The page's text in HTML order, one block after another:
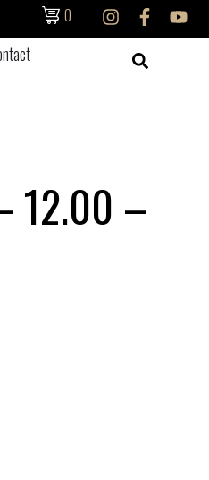
0
12.00 –